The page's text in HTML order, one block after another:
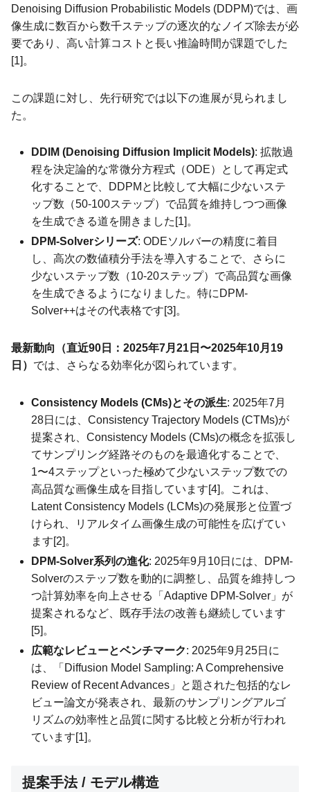
Denoising Diffusion Probabilistic Models (DDPM)では、画
像生成に数百から数千ステップの逐次的なノイズ除去が必
要であり、高い計算コストと長い推論時間が課題でした
[1]。
この課題に対し、先行研究では以下の進展が見られまし
た。
DDIM (Denoising Diffusion Implicit Models): 拡散過
程を決定論的な常微分方程式（ODE）として再定式
化することで、DDPMと比較して大幅に少ないステ
ップ数（50-100ステップ）で品質を維持しつつ画像
を生成できる道を開きました[1]。
DPM-Solverシリーズ: ODEソルバーの精度に着目
し、高次の数値積分手法を導入することで、さらに
少ないステップ数（10-20ステップ）で高品質な画像
を生成できるようになりました。特にDPM-
Solver++はその代表格です[3]。
最新動向（直近90日：2025年7月21日〜2025年10月19
日） では、さらなる効率化が図られています。
Consistency Models (CMs)とその派生: 2025年7月
28日には、Consistency Trajectory Models (CTMs)が
提案され、Consistency Models (CMs)の概念を拡張し
てサンプリング経路そのものを最適化することで、
1〜4ステップといった極めて少ないステップ数での
高品質な画像生成を目指しています[4]。これは、
Latent Consistency Models (LCMs)の発展形と位置づ
けられ、リアルタイム画像生成の可能性を広げてい
ます[2]。
DPM-Solver系列の進化: 2025年9月10日には、DPM-
Solverのステップ数を動的に調整し、品質を維持しつ
つ計算効率を向上させる「Adaptive DPM-Solver」が
提案されるなど、既存手法の改善も継続しています
[5]。
広範なレビューとベンチマーク: 2025年9月25日に
は、「Diffusion Model Sampling: A Comprehensive
Review of Recent Advances」と題された包括的なレ
ビュー論文が発表され、最新のサンプリングアルゴ
リズムの効率性と品質に関する比較と分析が行われ
ています[1]。
提案手法 / モデル構造